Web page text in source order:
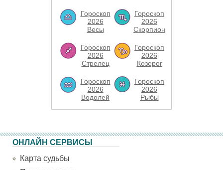
Гороскоп
2026
Весы
Гороскоп
2026
Скорпион
Гороскоп
2026
Стрелец
Гороскоп
2026
Козерог
Гороскоп
2026
Водолей
Гороскоп
2026
Рыбы
ОНЛАЙН СЕРВИСЫ
Карта судьбы